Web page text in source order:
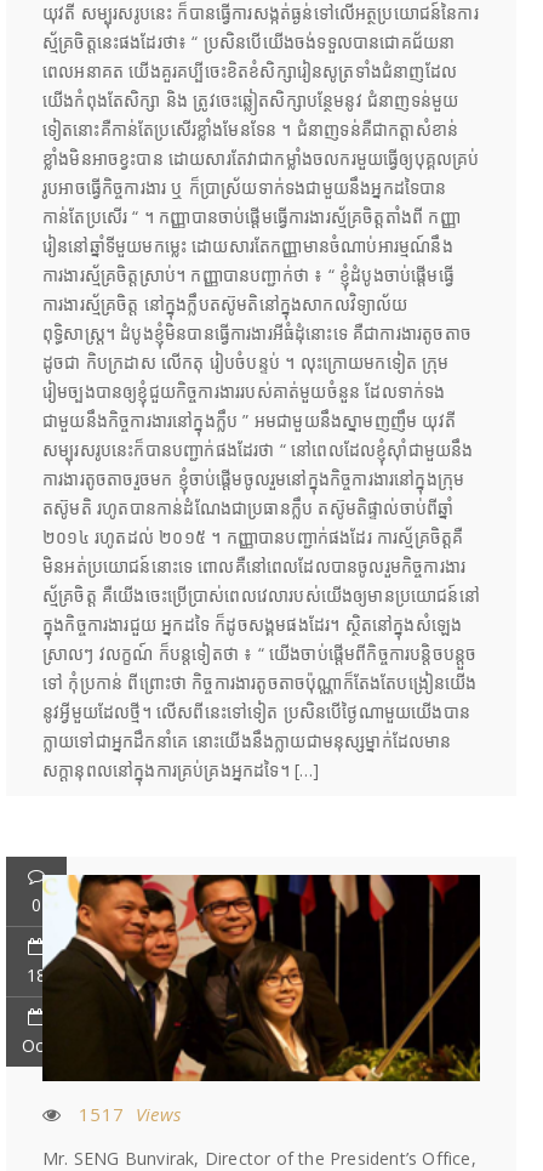
យុវតី សម្បុរសរូបនេះ ក៏បានធ្វើការសង្កត់ធ្ងន់ទៅលើអត្ថប្រយោជន៍នៃការ
ស្ម័គ្រចិត្តនេះផងដែរថា៖ “ ប្រសិនបើយើងចង់ទទួលបានជោគជ័យនា
ពេលអនាគត យើងគួរគប្បីចេះខិតខំសិក្សារៀនសូត្រទាំងជំនាញដែល
យើងកំពុងតែសិក្សា និង ត្រូវចេះឆ្លៀតសិក្សាបន្ថែមនូវ ជំនាញទន់មួយ
ទៀតនោះគឺកាន់តែប្រសើរខ្លាំងមែនទែន ។ ជំនាញទន់គឺជាកត្តាសំខាន់
ខ្លាំងមិនអាចខ្វះបាន ដោយសារតែវាជាកម្លាំងចលករមួយធ្វើឲ្យបុគ្គលគ្រប់
រូបអាចធ្វើកិច្ចការងារ ឬ ក៏ប្រាស្រ័យទាក់ទងជាមួយនឹងអ្នកដទៃបាន
កាន់តែប្រសើរ “​ ។ កញ្ញាបានចាប់ផ្តើមធ្វើការងារស្ម័គ្រចិត្តតាំងពី កញ្ញា
រៀននៅឆ្នាំទី​មួយមកម្លេះ ដោយសារតែកញ្ញាមានចំណាប់អារម្មណ៍នឹង
ការងារស្ម័គ្រចិត្តស្រាប់។ កញ្ញាបានបញ្ជាក់ថា ៖ “ ខ្ញុំដំបូងចាប់ផ្តើមធ្វើ
ការងារស្ម័គ្រចិត្ត នៅក្នុងក្លឹបតស៊ូមតិនៅក្នុងសាកលវិទ្យាល័យ
ពុទ្ធិសាស្ត្រ។ ដំបូងខ្ញុំមិនបានធ្វើការងារអីធំដុំនោះទេ គឺជាការងារតូចតាច
ដូចជា កិបក្រដាស លើកតុ រៀបចំបន្ទប់ ។ លុះក្រោយមកទៀត ក្រុម
រៀមច្បងបានឲ្យខ្ញុំជួយកិច្ចការងាររបស់គាត់មួយចំនួន ដែលទាក់ទង
ជាមួយនឹងកិច្ចការងារនៅក្នុងក្លឹប ” អមជាមួយនឹងស្នាមញញឹម យុវតី
សម្បុរសរូបនេះក៏បានបញ្ជាក់ផងដែរថា “ នៅពេលដែលខ្ញុំស៊ាំជាមួយនឹង
ការងារតូចតាចរួចមក ខ្ញុំចាប់ផ្តើមចូលរួមនៅក្នុងកិច្ចការងារនៅក្នុងក្រុម
តស៊ូមតិ រហូតបានកាន់ដំណែងជាប្រធានក្លឹប តស៊ូមតិផ្ទាល់ចាប់ពីឆ្នាំ
២០១៤​ រហូតដល់ ២០១៥ ។​ កញ្ញាបានបញ្ជាក់ផងដែរ ការស្ម័គ្រចិត្តគឺ
មិនអត់ប្រយោជន៍នោះទេ ពោលគឺនៅពេលដែលបានចូលរួមកិច្ចការងារ
ស្ម័គ្រចិត្ត គឺយើងចេះប្រើប្រាស់ពេលវេលារបស់យើងឲ្យមានប្រយោជន៍នៅ
ក្នុងកិច្ចការងារជួយ អ្នកដទៃ ក៏ដូចសង្គមផងដែរ។ ស្ថិតនៅក្នុងសំឡេង
ស្រាលៗ វលក្ខណ៍ ក៏បន្តទៀតថា ៖ “ យើងចាប់ផ្តើមពីកិច្ចការបន្តិចបន្តួច
ទៅ កុំប្រកាន់ ពីព្រោះថា កិច្ចការងារតូចតាចប៉ុណ្ណាក៏តែងតែបង្រៀនយើង
នូវអ្វីមួយដែលថ្មី។ លើសពីនេះទៅទៀត ប្រសិនបើថ្ងៃណាមួយយើងបាន
ក្លាយទៅជាអ្នកដឹកនាំគេ នោះយើងនឹងក្លាយជាមនុស្សម្នាក់ដែលមាន
សក្តានុពលនៅក្នុងការគ្រប់គ្រងអ្នកដទៃ។ […]
0
18
Oct
1517 Views
Mr. SENG Bunvirak, Director of the President’s Office,